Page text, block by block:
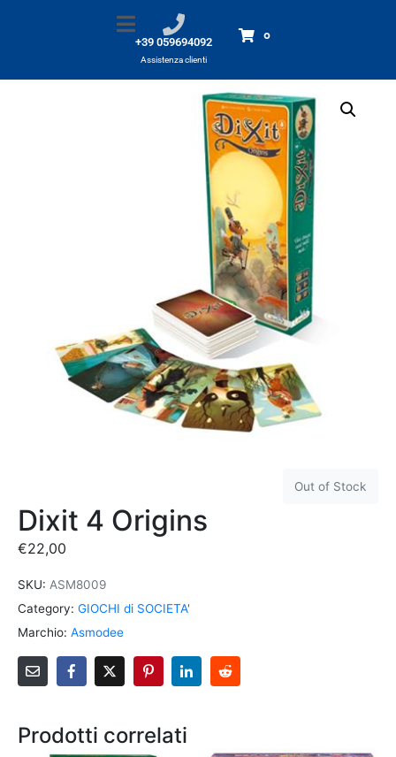
+39 059694092
Assistenza clienti
0
Prodotti Dixit 4 Origins
Out of Stock
Dixit 4 Origins
€22,00
SKU: ASM8009
Category: GIOCHI di SOCIETA'
Marchio: Asmodee
Prodotti correlati